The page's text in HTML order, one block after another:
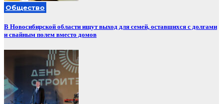
Общество
В Новосибирской области ищут выход для семей, оставшихся с долгами
и свайным полем вместо домов